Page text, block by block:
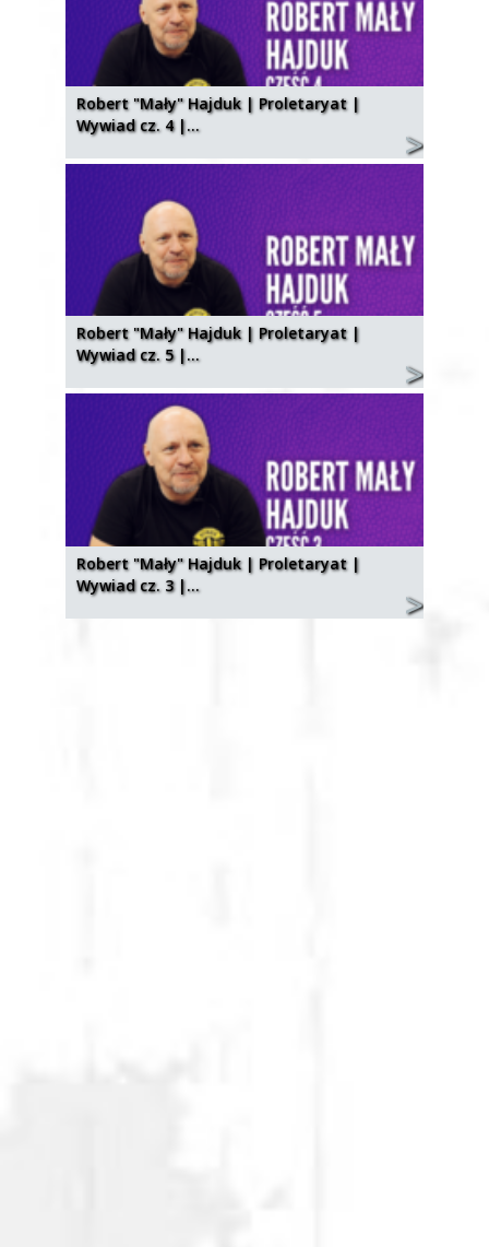
Robert "Mały" Hajduk | Proletaryat |
Wywiad cz. 4 |…
Robert "Mały" Hajduk | Proletaryat |
Wywiad cz. 5 |…
Robert "Mały" Hajduk | Proletaryat |
Wywiad cz. 3 |…